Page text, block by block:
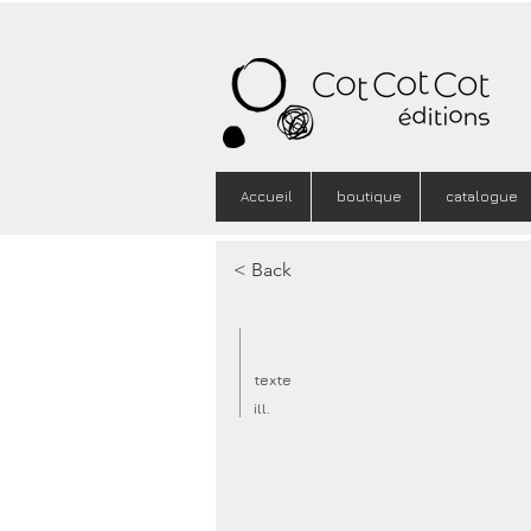
Accueil boutique catalogue
< Back
texte
ill.